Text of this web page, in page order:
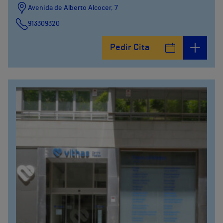
Avenida de Alberto Alcocer, 7
913309320
Pedir Cita